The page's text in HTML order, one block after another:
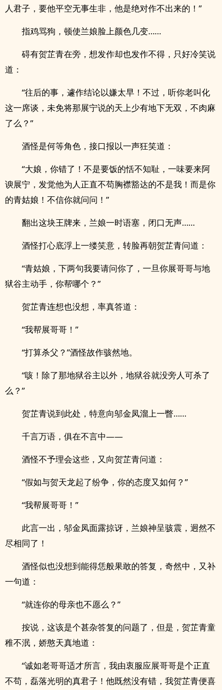
人君子，要他平空无事生非，他是绝对作不出来的！”
指鸡骂狗，顿使兰娘脸上颜色几变……
碍有贺芷青在旁，想发作却也发作不得，只好冷笑说
道：
“往后的事，遽作结论以嫌太早！不过，听你老叫化
这一席谈，未免将那展宁说的天上少有地下无双，不肉麻
了么？”
酒怪是何等角色，接口报以一声狂笑道：
“大娘，你错了！不是要饭的恬不知耻，一味要来阿
谀展宁，发觉他为人正直不苟胸襟豁达的不是我！而是你
的青姑娘！不信你就问问！”
翻出这块王牌来，兰娘一时语塞，闭口无声……
酒怪打心底浮上一缕笑意，转脸再朝贺芷青问道：
“青姑娘，下两句我要请问你了，一旦你展哥哥与地
狱谷主动手，你帮哪个？”
贺芷青连想也没想，率真答道：
“我帮展哥哥！”
“打算杀父？”酒怪故作骇然地。
“咳！除了那地狱谷主以外，地狱谷就没旁人可杀了
么？”
贺芷青说到此处，特意向邬金凤溜上一瞥……
千言万语，俱在不言中——
酒怪不予理会这些，又向贺芷青问道：
“假如与贺天龙起了纷争，你的态度又如何？”
“我帮展哥哥！”
此言一出，邬金凤面露掠讶，兰娘神呈骇震，迥然不
尽相同了！
酒怪似也没想到能得恁般果敢的答复，奇然中，又补
一句道：
“就连你的母亲也不愿么？”
按说，这该是个甚杂答复的问题了，但是，贺芷青童
稚不泯，娇憨天真地道：
“诚如老哥哥适才所言，我由衷服应展哥哥是个正直
不苟，磊落光明的真君子！他既然没有错，我贺芷青便喜